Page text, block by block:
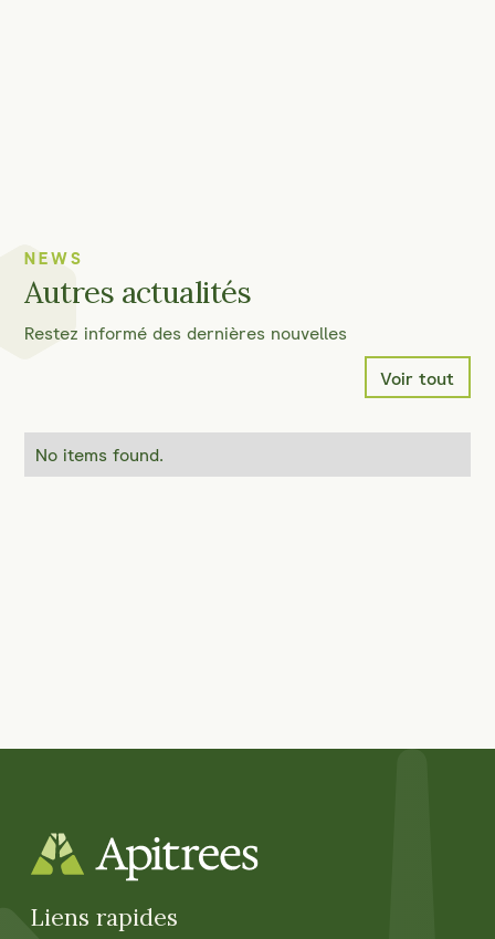
NEWS
Autres actualités
Restez informé des dernières nouvelles
Voir tout
No items found.
Liens rapides